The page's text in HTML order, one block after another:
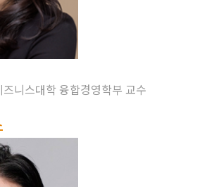
니스대학 융합경영학부 교수